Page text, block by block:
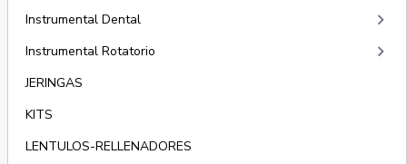
Instrumental Dental keyboard_arrow_right
Instrumental Rotatorio keyboard_arrow_right
JERINGAS
KITS
LENTULOS-RELLENADORES